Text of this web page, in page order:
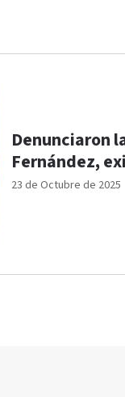
23 de Octubre de 2025
Denunciaron
Fernández,